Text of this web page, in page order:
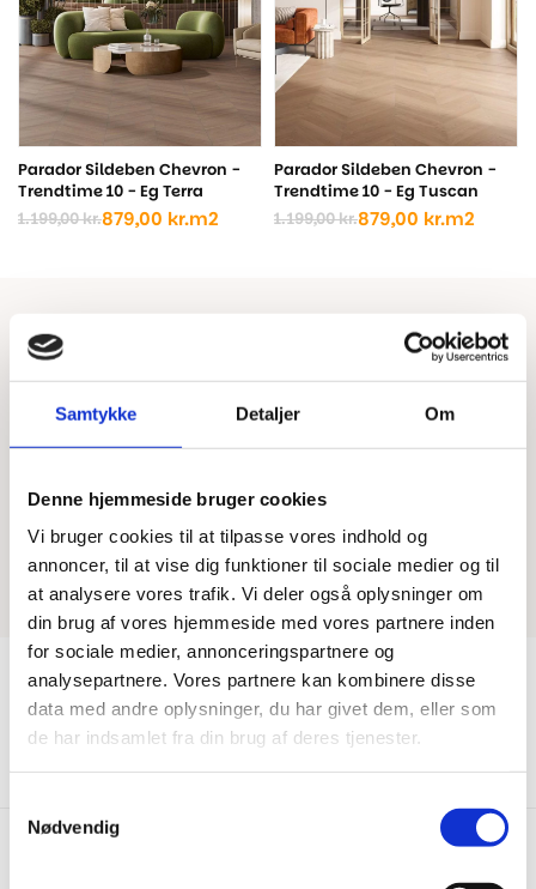
Samtykke Detaljer Om
Denne hjemmeside bruger cookies
Vi bruger cookies til at tilpasse vores indhold og
annoncer, til at vise dig funktioner til sociale medier og til
at analysere vores trafik. Vi deler også oplysninger om
din brug af vores hjemmeside med vores partnere inden
for sociale medier, annonceringspartnere og
analysepartnere. Vores partnere kan kombinere disse
data med andre oplysninger, du har givet dem, eller som
de har indsamlet fra din brug af deres tjenester.
Nødvendig
Parador Sildeben Chevron -
Trendtime 10 - Eg Terra
1.199,00kr.
Den
879,00 kr.
Den
m2
Parador Sildeben Chevron -
Trendtime 10 - Eg Tuscan
1.199,00kr.
Den
879,00 kr.
Den
m2
Vis mere